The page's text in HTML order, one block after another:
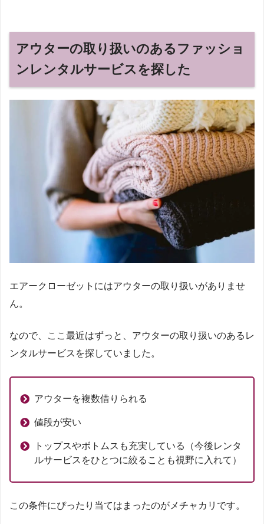
アウターの取り扱いのあるファッショ
ンレンタルサービスを探した
エアークローゼットにはアウターの取り扱いがありませ
ん。
なので、ここ最近はずっと、アウターの取り扱いのあるレ
ンタルサービスを探していました。
アウターを複数借りられる
値段が安い
トップスやボトムスも充実している（今後レンタ
ルサービスをひとつに絞ることも視野に入れて）
この条件にぴったり当てはまったのがメチャカリです。